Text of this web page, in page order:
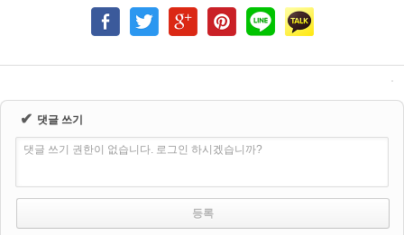
✔ 댓글 쓰기
댓글 쓰기 권한이 없습니다. 로그인 하시겠습니까?